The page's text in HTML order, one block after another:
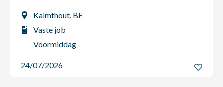
Kalmthout, BE
Vaste job
Voormiddag
24/07/2026